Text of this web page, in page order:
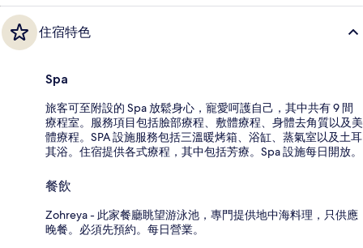
住宿特色
Spa
旅客可至附設的 Spa 放鬆身心，寵愛呵護自己，其中共有 9 間
療程室。服務項目包括臉部療程、敷體療程、身體去角質以及美
體療程。SPA 設施服務包括三溫暖烤箱、浴缸、蒸氣室以及土耳
其浴。住宿提供各式療程，其中包括芳療。Spa 設施每日開放。
餐飲
Zohreya - 此家餐廳眺望游泳池，專門提供地中海料理，只供應
晚餐。必須先預約。每日營業。